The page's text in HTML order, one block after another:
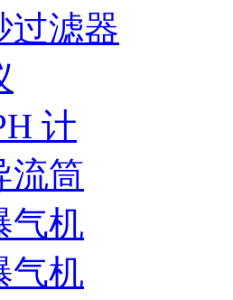
过滤器
计
流筒
气机
气机